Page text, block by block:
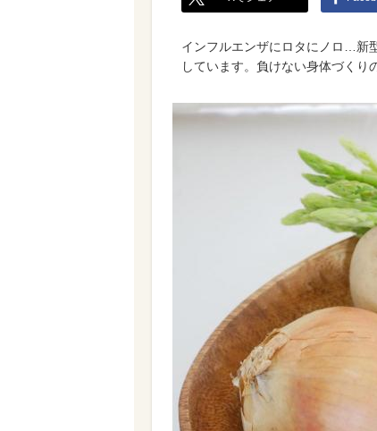
インフルエンザにロタにノロ…新
しています。負けない身体づくり